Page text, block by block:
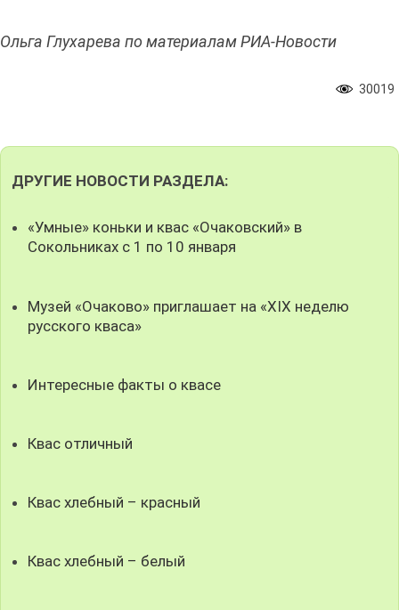
Ольга Глухарева по материалам РИА-Новости
30019
ДРУГИЕ НОВОСТИ РАЗДЕЛА:
«Умные» коньки и квас «Очаковский» в
Сокольниках с 1 по 10 января
Музей «Очаково» приглашает на «XIX неделю
русского кваса»
Интересные факты о квасе
Квас отличный
Квас хлебный – красный
Квас хлебный – белый